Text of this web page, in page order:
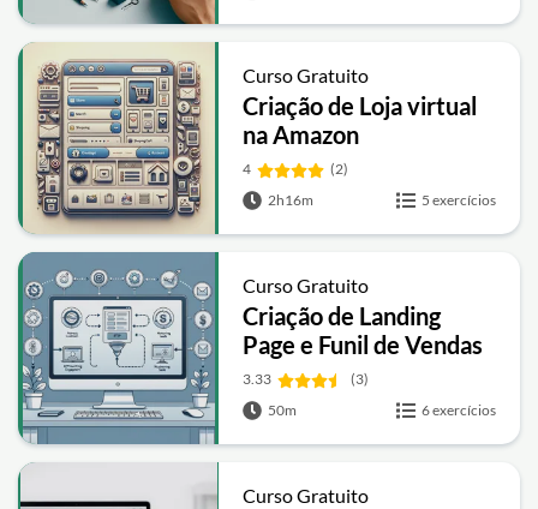
Curso Gratuito
Criação de Loja virtual
na Amazon
4
(2)
2h16m
5 exercícios
Curso Gratuito
Criação de Landing
Page e Funil de Vendas
3.33
(3)
50m
6 exercícios
Curso Gratuito